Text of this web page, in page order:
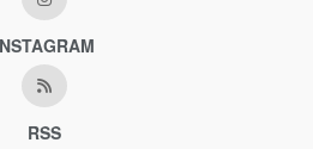
RSS